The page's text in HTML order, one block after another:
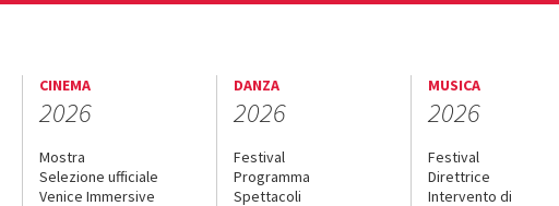
CINEMA
2026
Mostra
Selezione ufficiale
Venice Immersive
DANZA
2026
Festival
Programma
Spettacoli
MUSICA
2026
Festival
Direttrice
Intervento di